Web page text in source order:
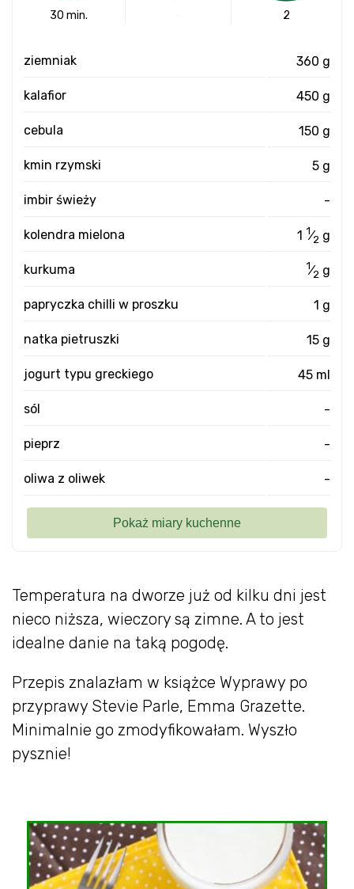
Temperatura na dworze już od kilku dni jest
nieco niższa, wieczory są zimne. A to jest
idealne danie na taką pogodę.
Przepis znalazłam w książce Wyprawy po
przyprawy Stevie Parle, Emma Grazette.
Minimalnie go zmodyfikowałam. Wyszło
pysznie!
30 min. 2
ziemniak 360 g
kalafior 450 g
cebula 150 g
kmin rzymski 5 g
imbir świeży -
kolendra mielona 1 1⁄2 g
kurkuma 1⁄2 g
papryczka chilli w proszku 1 g
natka pietruszki 15 g
jogurt typu greckiego 45 ml
sól -
pieprz -
oliwa z oliwek -